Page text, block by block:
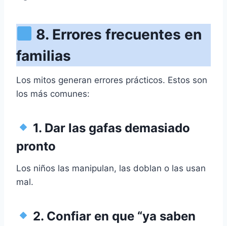
8. Errores frecuentes en
familias
Los mitos generan errores prácticos. Estos son
los más comunes:
1. Dar las gafas demasiado
pronto
Los niños las manipulan, las doblan o las usan
mal.
2. Confiar en que “ya saben